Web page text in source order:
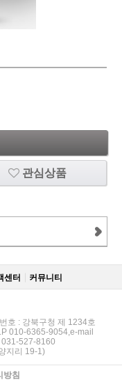
관심상품
센터 커뮤니티
호 : 강북구청 제 1234호
010-6365-9054,e-mail
031-527-8160
지리 19-1)
방침